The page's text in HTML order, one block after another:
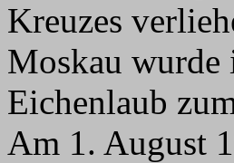
Kreuzes
Moskau wurde
Eichenlaub
Am 1. August